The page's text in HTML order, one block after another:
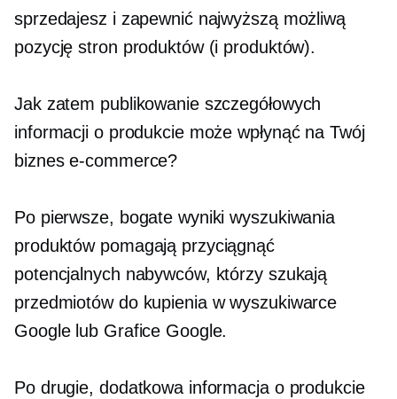
sprzedajesz i zapewnić najwyższą możliwą
pozycję stron produktów (i produktów).
Jak zatem publikowanie szczegółowych
informacji o produkcie może wpłynąć na Twój
biznes e-commerce?
Po pierwsze, bogate wyniki wyszukiwania
produktów pomagają przyciągnąć
potencjalnych nabywców, którzy szukają
przedmiotów do kupienia w wyszukiwarce
Google lub Grafice Google.
Po drugie, dodatkowa informacja o produkcie